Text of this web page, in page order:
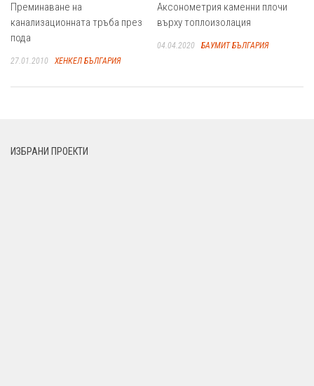
Преминаване на
канализационната тръба през
пода
27.01.2010 ХЕНКЕЛ БЪЛГАРИЯ
Аксонометрия каменни плочи
върху топлоизолация
04.04.2020 БАУМИТ БЪЛГАРИЯ
ИЗБРАНИ ПРОЕКТИ